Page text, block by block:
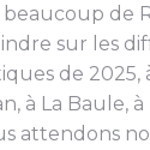
de
sur les
de 2025,
à La Baule,
attendons